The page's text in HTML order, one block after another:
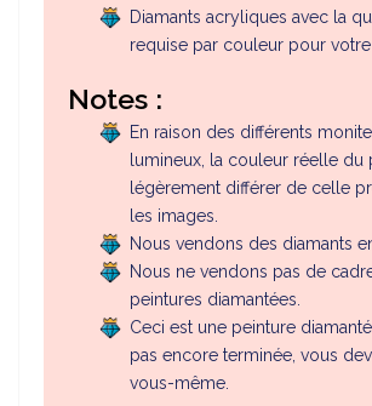
Diamants acryliques avec la
requise par couleur pour votre
Notes :
En raison des différents
lumineux, la couleur réelle du
légèrement différer de celle
les images.
Nous vendons des diamants
Nous ne vendons pas de
peintures diamantées.
Ceci est une peinture
pas encore terminée, vous
vous-même.